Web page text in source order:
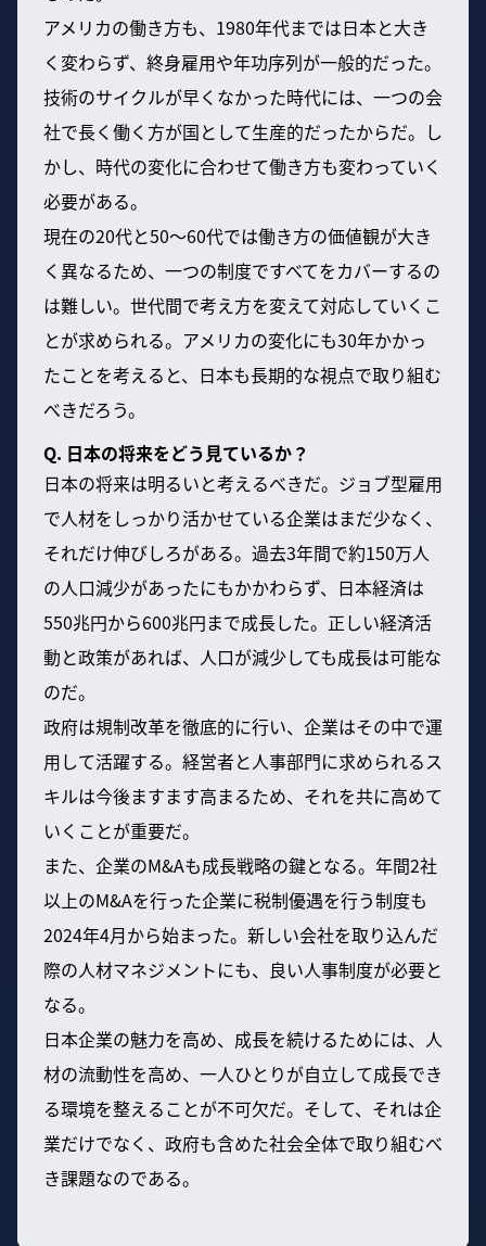
アメリカの働き方も、1980年代までは日本と大き
く変わらず、終身雇用や年功序列が一般的だった。
技術のサイクルが早くなかった時代には、一つの会
社で長く働く方が国として生産的だったからだ。し
かし、時代の変化に合わせて働き方も変わっていく
必要がある。
現在の20代と50〜60代では働き方の価値観が大き
く異なるため、一つの制度ですべてをカバーするの
は難しい。世代間で考え方を変えて対応していくこ
とが求められる。アメリカの変化にも30年かかっ
たことを考えると、日本も長期的な視点で取り組む
べきだろう。
Q. 日本の将来をどう見ているか？
日本の将来は明るいと考えるべきだ。ジョブ型雇用
で人材をしっかり活かせている企業はまだ少なく、
それだけ伸びしろがある。過去3年間で約150万人
の人口減少があったにもかかわらず、日本経済は
550兆円から600兆円まで成長した。正しい経済活
動と政策があれば、人口が減少しても成長は可能な
のだ。
政府は規制改革を徹底的に行い、企業はその中で運
用して活躍する。経営者と人事部門に求められるス
キルは今後ますます高まるため、それを共に高めて
いくことが重要だ。
また、企業のM&Aも成長戦略の鍵となる。年間2社
以上のM&Aを行った企業に税制優遇を行う制度も
2024年4月から始まった。新しい会社を取り込んだ
際の人材マネジメントにも、良い人事制度が必要と
なる。
日本企業の魅力を高め、成長を続けるためには、人
材の流動性を高め、一人ひとりが自立して成長でき
る環境を整えることが不可欠だ。そして、それは企
業だけでなく、政府も含めた社会全体で取り組むべ
き課題なのである。